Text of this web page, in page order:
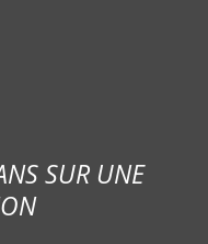
SUR UNE